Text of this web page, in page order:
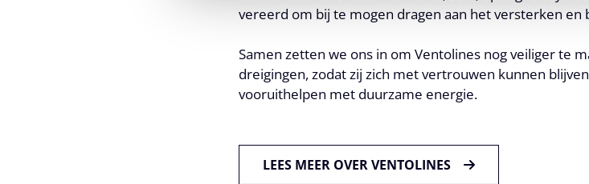
vereerd om bij te mogen dragen aan het versterken en
Samen zetten we ons in om Ventolines nog veiliger te
dreigingen, zodat zij zich met vertrouwen kunnen
vooruithelpen met duurzame energie.
LEES MEER OVER VENTOLINES